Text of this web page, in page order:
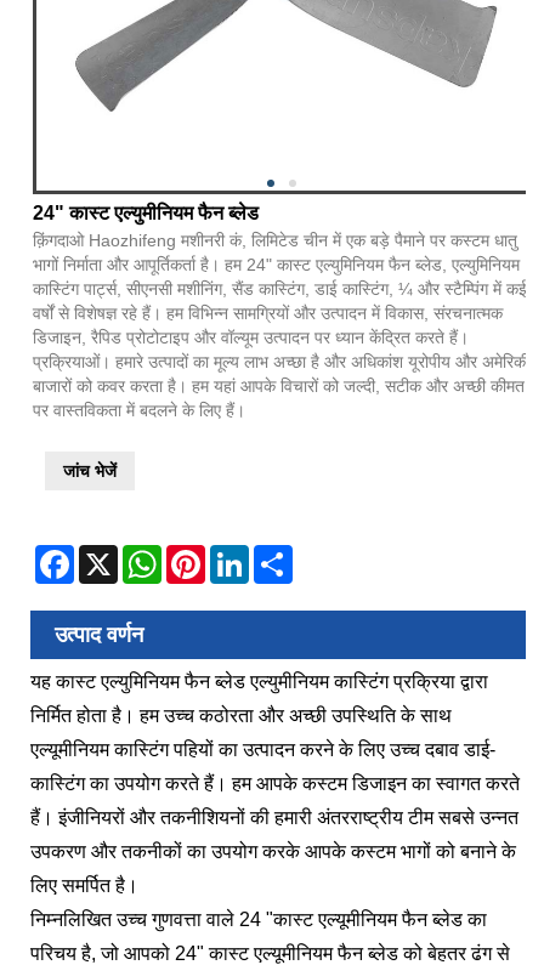
24" कास्ट एल्युमीनियम फैन ब्लेड
क़िंगदाओ Haozhifeng मशीनरी कं, लिमिटेड चीन में एक बड़े पैमाने पर कस्टम धातु
भागों निर्माता और आपूर्तिकर्ता है। हम 24" कास्ट एल्युमिनियम फैन ब्लेड, एल्युमिनियम
कास्टिंग पार्ट्स, सीएनसी मशीनिंग, सैंड कास्टिंग, डाई कास्टिंग, ¼ और स्टैम्पिंग में कई
वर्षों से विशेषज्ञ रहे हैं। हम विभिन्न सामग्रियों और उत्पादन में विकास, संरचनात्मक
डिजाइन, रैपिड प्रोटोटाइप और वॉल्यूम उत्पादन पर ध्यान केंद्रित करते हैं।
प्रक्रियाओं। हमारे उत्पादों का मूल्य लाभ अच्छा है और अधिकांश यूरोपीय और अमेरिकी
बाजारों को कवर करता है। हम यहां आपके विचारों को जल्दी, सटीक और अच्छी कीमत
पर वास्तविकता में बदलने के लिए हैं।
जांच भेजें
Facebook
X WhatsAppPinterestLinkedIn
उत्पाद वर्णन
यह कास्ट एल्युमिनियम फैन ब्लेड एल्युमीनियम कास्टिंग प्रक्रिया द्वारा
निर्मित होता है। हम उच्च कठोरता और अच्छी उपस्थिति के साथ
एल्यूमीनियम कास्टिंग पहियों का उत्पादन करने के लिए उच्च दबाव डाई-
कास्टिंग का उपयोग करते हैं। हम आपके कस्टम डिजाइन का स्वागत करते
हैं। इंजीनियरों और तकनीशियनों की हमारी अंतरराष्ट्रीय टीम सबसे उन्नत
उपकरण और तकनीकों का उपयोग करके आपके कस्टम भागों को बनाने के
लिए समर्पित है।
निम्नलिखित उच्च गुणवत्ता वाले 24 "कास्ट एल्यूमीनियम फैन ब्लेड का
परिचय है, जो आपको 24" कास्ट एल्यूमीनियम फैन ब्लेड को बेहतर ढंग से